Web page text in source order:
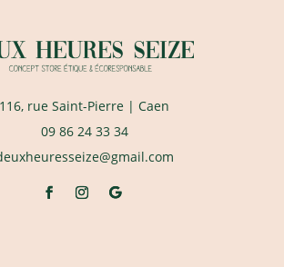
116, rue Saint-Pierre | Caen
09 86 24 33 34